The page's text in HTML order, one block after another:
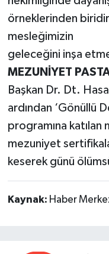
örneklerinden
mesleğimizin
geleceğini inşa
MEZUNİYET
Başkan Dr. Dt.
ardından ‘Gönüllü
programına
mezuniyet
keserek günü
Kaynak: Haber